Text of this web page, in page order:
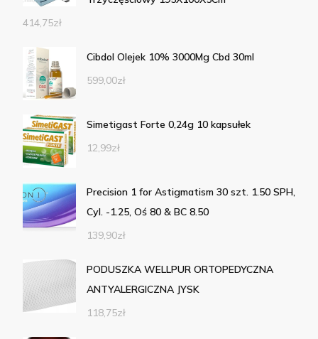
414,75zł
Cibdol Olejek 10% 3000Mg Cbd 30ml
599,00zł
Simetigast Forte 0,24g 10 kapsułek
12,99zł
Precision 1 for Astigmatism 30 szt. 1.50 SPH,
Cyl. -1.25, Oś 80 & BC 8.50
139,90zł
PODUSZKA WELLPUR ORTOPEDYCZNA
ANTYALERGICZNA JYSK
118,75zł